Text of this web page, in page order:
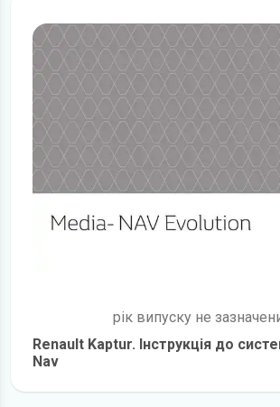
рік випуску не
Renault Kaptur. Інструкція до
Nav